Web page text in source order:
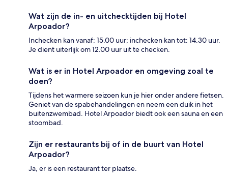
Wat zijn de in- en uitchecktijden bij Hotel
Arpoador?
Inchecken kan vanaf: 15.00 uur; inchecken kan tot: 14.30 uur.
Je dient uiterlijk om 12.00 uur uit te checken.
Wat is er in Hotel Arpoador en omgeving zoal te
doen?
Tijdens het warmere seizoen kun je hier onder andere fietsen.
Geniet van de spabehandelingen en neem een duik in het
buitenzwembad. Hotel Arpoador biedt ook een sauna en een
stoombad.
Zijn er restaurants bij of in de buurt van Hotel
Arpoador?
Ja, er is een restaurant ter plaatse.